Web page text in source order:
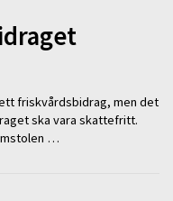
friskvårdsbidrag, men det
ska vara skattefritt.
…